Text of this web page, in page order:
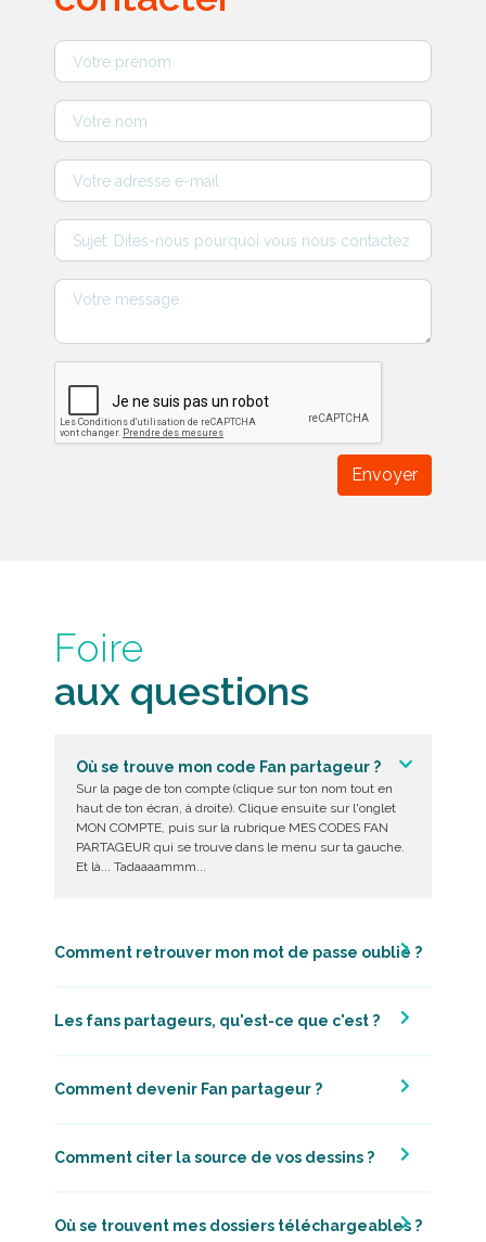
Foire
aux questions
Sur la page de ton compte (clique sur ton nom tout en
haut de ton écran, à droite). Clique ensuite sur l'onglet
MON COMPTE, puis sur la rubrique MES CODES FAN
PARTAGEUR qui se trouve dans le menu sur ta gauche.
Et là... Tadaaaammm...